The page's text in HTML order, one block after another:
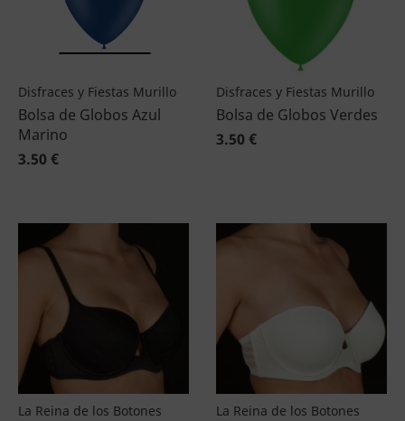
Disfraces y Fiestas Murillo
Bolsa de Globos Azul
Marino
3.50 €
Disfraces y Fiestas Murillo
Bolsa de Globos Verdes
3.50 €
La Reina de los Botones La Reina de los Botones